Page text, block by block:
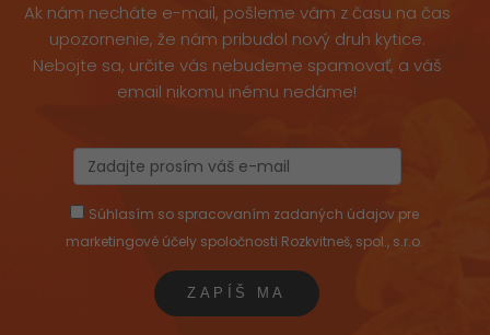
Ak nám necháte e-mail, pošleme vám z času na čas
upozornenie, že nám pribudol nový druh kytice.
Nebojte sa, určite vás nebudeme spamovať, a váš
email nikomu inému nedáme!
Súhlasím so spracovaním zadaných údajov pre
marketingové účely spoločnosti Rozkvitneš, spol., s.r.o.